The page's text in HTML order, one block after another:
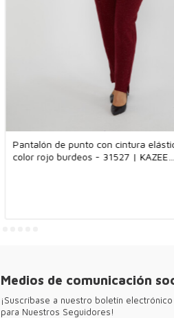
bonitas, elegantes y
inversiones que
Kazee ofrece
hispana y boutiques
ciudades como
versátiles para cada
jerseys para el
piezas elegantes y
diversa.
sofisticada.
●Gracias por visitar
Pantalón de punto con cintura
color rojo burdeos - 31527 | KAZEE
Medios de comunicación
¡Suscríbase a nuestro boletín
para Nuestros Seguidores!